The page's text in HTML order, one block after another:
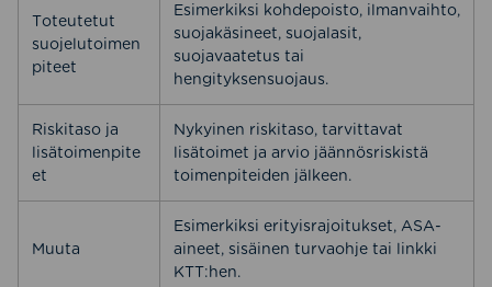
Toteutetut
suojelutoimen
piteet
Esimerkiksi kohdepoisto, ilmanvaihto,
suojakäsineet, suojalasit,
suojavaatetus tai
hengityksensuojaus.
Riskitaso ja
lisätoimenpite
et
Nykyinen riskitaso, tarvittavat
lisätoimet ja arvio jäännösriskistä
toimenpiteiden jälkeen.
Muuta
Esimerkiksi erityisrajoitukset, ASA-
aineet, sisäinen turvaohje tai linkki
KTT:hen.